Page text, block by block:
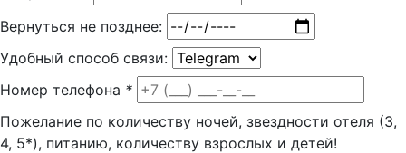
Вернуться не позднее:
Удобный способ связи:
Номер телефона *
Пожелание по количеству ночей, звездности отеля (3,
4, 5*), питанию, количеству взрослых и детей!